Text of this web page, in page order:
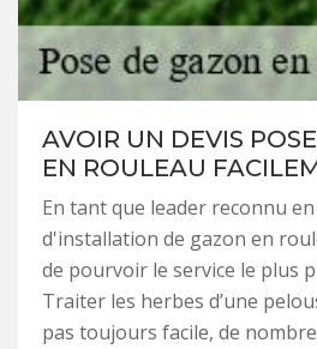
AVOIR UN DEVIS
EN ROULEAU
En tant que leader reconnu
d'installation de gazon en
de pourvoir le service le plus
Traiter les herbes d’une
pas toujours facile, de